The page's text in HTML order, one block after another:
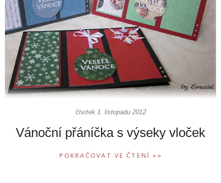
čtvrtek 1. listopadu 2012
Vánoční přáníčka s výseky vloček
POKRAČOVAT VE ČTENÍ »»